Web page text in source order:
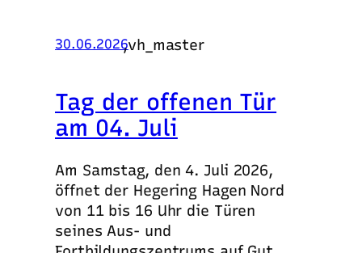
30.06.2026
,vh_master
Tag der offenen Tür
am 04. Juli
Am Samstag, den 4. Juli 2026,
öffnet der Hegering Hagen Nord
von 11 bis 16 Uhr die Türen
seines Aus- und